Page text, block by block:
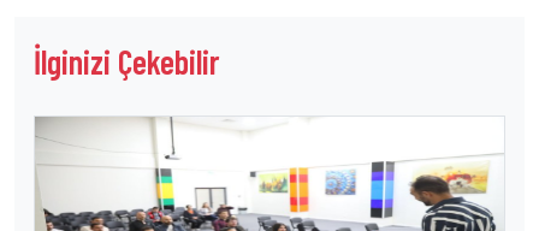
İlginizi Çekebilir